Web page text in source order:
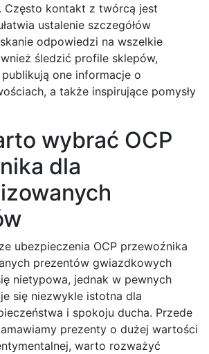
Często kontakt z twórcą jest
ustalenie szczegółów
odpowiedzi na wszelkie
śledzić profile sklepów,
one informacje o
a także inspirujące pomysły
wybrać OCP
dla
ubezpieczenia OCP przewoźnika
prezentów gwiazdkowych
nietypowa, jednak w pewnych
się niezwykle istotna dla
i spokoju ducha. Przede
prezenty o dużej wartości
warto rozważyć